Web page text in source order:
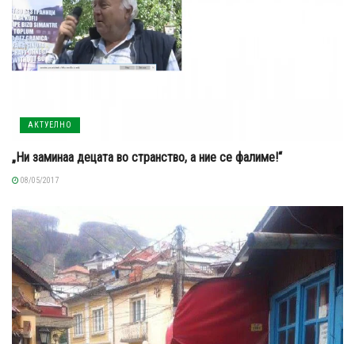
АКТУЕЛНО
„Ни заминаа децата во странство, а ние се фалиме!“
08/05/2017